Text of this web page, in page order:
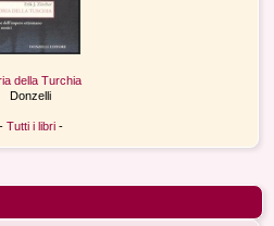
della Turchia
Donzelli
- Tutti i libri-